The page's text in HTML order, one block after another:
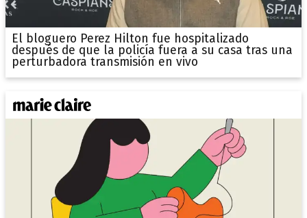
El bloguero Perez Hilton fue hospitalizado
después de que la policía fuera a su casa tras una
perturbadora transmisión en vivo